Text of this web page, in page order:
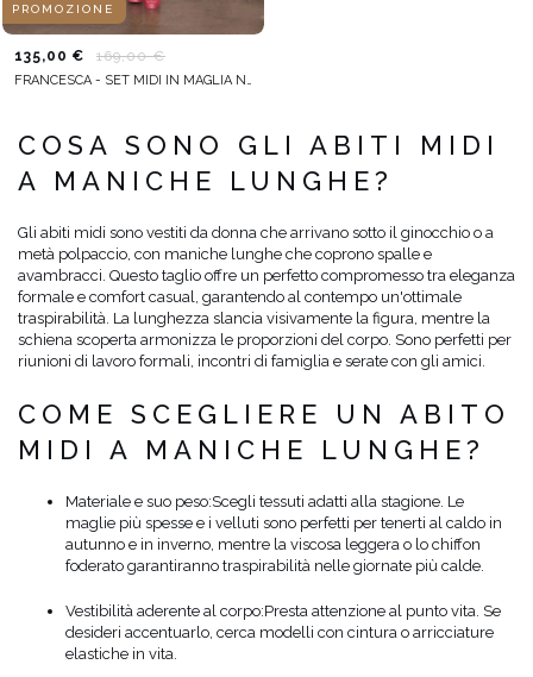
PROMOZIONE
135,00 € 169,00 €
FRANCESCA - SET MIDI IN MAGLIA NERA
COSA SONO GLI ABITI MIDI
A MANICHE LUNGHE?
Gli abiti midi sono vestiti da donna che arrivano sotto il ginocchio o a
metà polpaccio, con maniche lunghe che coprono spalle e
avambracci. Questo taglio offre un perfetto compromesso tra eleganza
formale e comfort casual, garantendo al contempo un'ottimale
traspirabilità. La lunghezza slancia visivamente la figura, mentre la
schiena scoperta armonizza le proporzioni del corpo. Sono perfetti per
riunioni di lavoro formali, incontri di famiglia e serate con gli amici.
COME SCEGLIERE UN ABITO
MIDI A MANICHE LUNGHE?
Materiale e suo peso:Scegli tessuti adatti alla stagione. Le
maglie più spesse e i velluti sono perfetti per tenerti al caldo in
autunno e in inverno, mentre la viscosa leggera o lo chiffon
foderato garantiranno traspirabilità nelle giornate più calde.
Vestibilità aderente al corpo:Presta attenzione al punto vita. Se
desideri accentuarlo, cerca modelli con cintura o arricciature
elastiche in vita.